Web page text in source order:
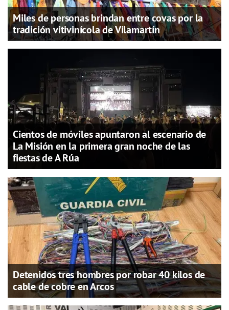
Miles de personas brindan entre covas por la
tradición vitivinícola de Vilamartín
Cientos de móviles apuntaron al escenario de
La Misión en la primera gran noche de las
fiestas de A Rúa
Detenidos tres hombres por robar 40 kilos de
cable de cobre en Arcos